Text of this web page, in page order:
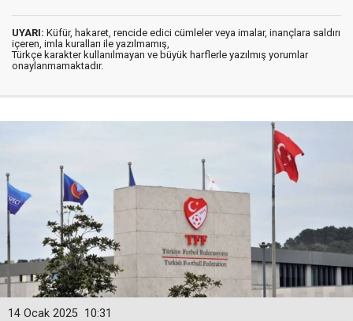
UYARI: Küfür, hakaret, rencide edici cümleler veya imalar, inançlara saldırı
içeren, imla kuralları ile yazılmamış,
Türkçe karakter kullanılmayan ve büyük harflerle yazılmış yorumlar
onaylanmamaktadır.
10:31
14 Ocak 2025